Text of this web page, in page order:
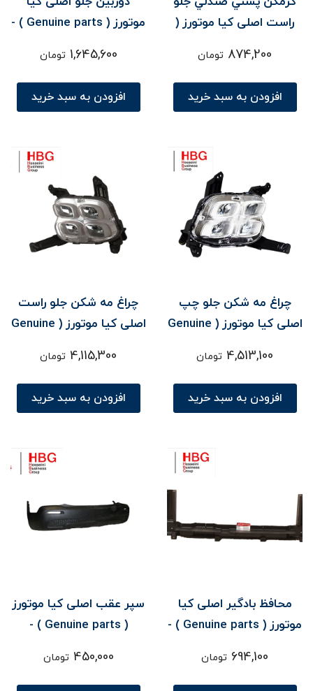
راست اصلی کیا موتورز (
874,200 تومان
افزودن به سبد خرید
موتورز ( Genuine parts ) -
1,645,600 تومان
افزودن به سبد خرید
چراغ مه شکن جلو چپ
اصلی کیا موتورز ( Genuine
4,513,100 تومان
افزودن به سبد خرید
چراغ مه شکن جلو راست
اصلی کیا موتورز ( Genuine
4,115,300 تومان
افزودن به سبد خرید
محافظ بادگير اصلی کیا
موتورز ( Genuine parts ) -
694,100 تومان
سپر عقب اصلی کیا موتورز
( Genuine parts ) -
450,000 تومان